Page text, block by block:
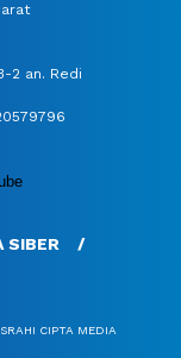
2 an. Redi
SIBER
CIPTA MEDIA